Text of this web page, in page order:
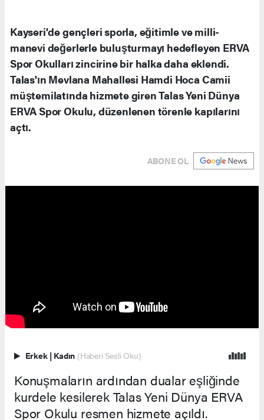
Kayseri'de gençleri sporla, eğitimle ve milli-
manevi değerlerle buluşturmayı hedefleyen ERVA
Spor Okulları zincirine bir halka daha eklendi.
Talas'ın Mevlana Mahallesi Hamdi Hoca Camii
müştemilatında hizmete giren Talas Yeni Dünya
ERVA Spor Okulu, düzenlenen törenle kapılarını
açtı.
ABONE OL
Erkek | Kadın (Haberi Sesli Oku)
Konuşmaların ardından dualar eşliğinde
kurdele kesilerek Talas Yeni Dünya ERVA
Spor Okulu resmen hizmete açıldı.